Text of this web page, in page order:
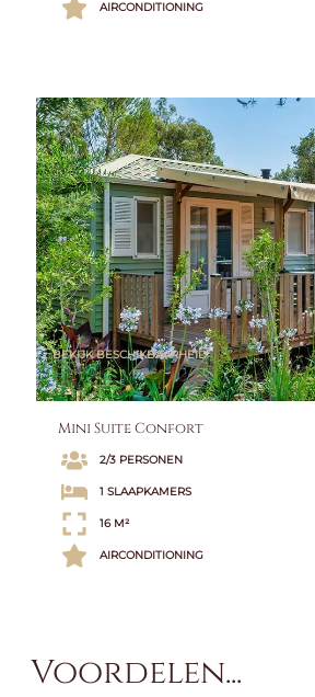
AIRCONDITIONING
BEKIJK BESCHIKBAARHEID
Mini Suite Confort
2/3 PERSONEN
1 SLAAPKAMERS
16 M²
AIRCONDITIONING
Voordelen...